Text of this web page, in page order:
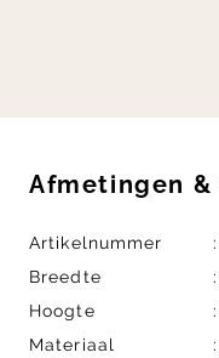
Afmetingen &
Artikelnummer
Breedte
Hoogte
Materiaal